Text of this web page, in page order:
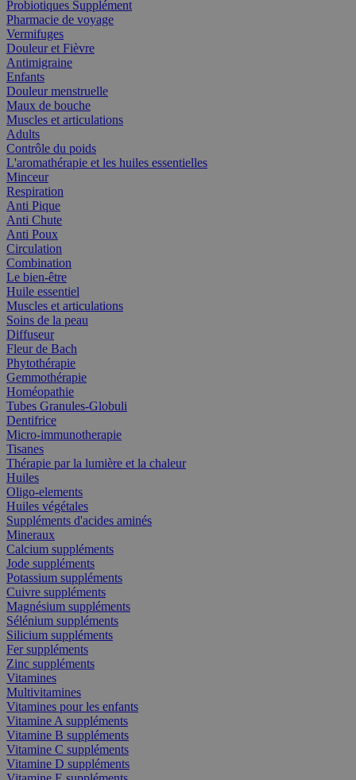
Probiotiques Supplément
Pharmacie de voyage
Vermifuges
Douleur et Fièvre
Antimigraine
Enfants
Douleur menstruelle
Maux de bouche
Muscles et articulations
Adults
Contrôle du poids
L'aromathérapie et les huiles essentielles
Minceur
Respiration
Anti Pique
Anti Chute
Anti Poux
Circulation
Combination
Le bien-être
Huile essentiel
Muscles et articulations
Soins de la peau
Diffuseur
Fleur de Bach
Phytothérapie
Gemmothérapie
Homéopathie
Tubes Granules-Globuli
Dentifrice
Micro-immunotherapie
Tisanes
Thérapie par la lumière et la chaleur
Huiles
Oligo-elements
Huiles végétales
Suppléments d'acides aminés
Mineraux
Calcium suppléments
Jode suppléments
Potassium suppléments
Cuivre suppléments
Magnésium suppléments
Sélénium suppléments
Silicium suppléments
Fer suppléments
Zinc suppléments
Vitamines
Multivitamines
Vitamines pour les enfants
Vitamine A suppléments
Vitamine B suppléments
Vitamine C suppléments
Vitamine D suppléments